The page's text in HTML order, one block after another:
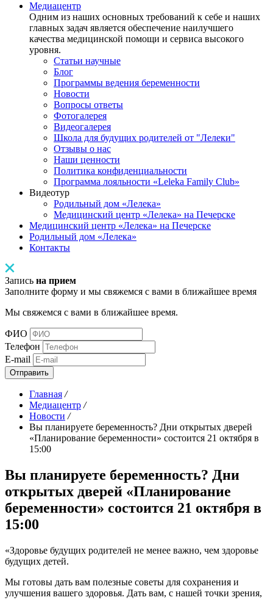
Медиацентр
Одним из наших основных требований к себе и наших
главных задач является обеспечение наилучшего
качества медицинской помощи и сервиса высокого
уровня.
Статьи научные
Блог
Программы ведения беременности
Новости
Вопросы ответы
Фотогалерея
Видеогалерея
Школа для будущих родителей от "Лелеки"
Отзывы о нас
Наши ценности
Политика конфиденциальности
Программа лояльности «Leleka Family Club»
Видеотур
Родильный дом «Лелека»
Медицинский центр «Лелека» на Печерске
Медицинский центр «Лелека» на Печерске
Родильный дом «Лелека»
Контакты
Запись на прием
Заполните форму и мы свяжемся с вами в ближайшее время
Мы свяжемся с вами в ближайшее время.
ФИО
Телефон
E-mail
Отправить
Главная /
Медиацентр /
Новости /
Вы планируете беременность? Дни открытых дверей
«Планирование беременности» состоится 21 октября в
15:00
Вы планируете беременность? Дни
открытых дверей «Планирование
беременности» состоится 21 октября в
15:00
«Здоровье будущих родителей не менее важно, чем здоровье
будущих детей.
Мы готовы дать вам полезные советы для сохранения и
улучшения вашего здоровья. Дать вам, с нашей точки зрения,